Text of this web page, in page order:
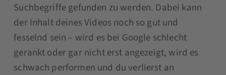
Suchbegriffe gefunden zu werden. Dabei kann
der Inhalt deines Videos noch so gut und
fesselnd sein – wird es bei Google schlecht
gerankt oder gar nicht erst angezeigt, wird es
schwach performen und du verlierst an